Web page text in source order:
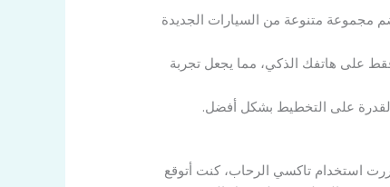
مجموعة متنوعة من السيارات الجديدة
على هاتفك الذكي، مما يجعل تجربة
القدرة على التخطيط بشكل أفضل.
استخدام تاكسي الرحاب، كنت أتوقع